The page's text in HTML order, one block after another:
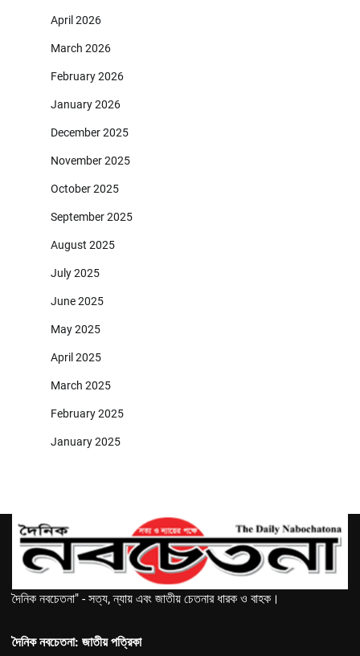
April 2026
March 2026
February 2026
January 2026
December 2025
November 2025
October 2025
September 2025
August 2025
July 2025
June 2025
May 2025
April 2025
March 2025
February 2025
January 2025
দৈনিক নবচেতনা" - সত্য, ন্যায় এবং জাতীয় চেতনার ধারক ও বাহক।
দৈনিক নবচেতনা: জাতীয় পত্রিকা